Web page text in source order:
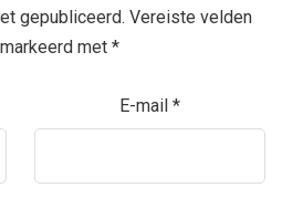
gepubliceerd. Vereiste velden
met *
E-mail *